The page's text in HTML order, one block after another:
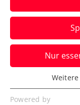
Runde
Alexander
beim
roten Tag ab.
Verfasst von:
Nur
Essenziell
Essenzielle
Powered by